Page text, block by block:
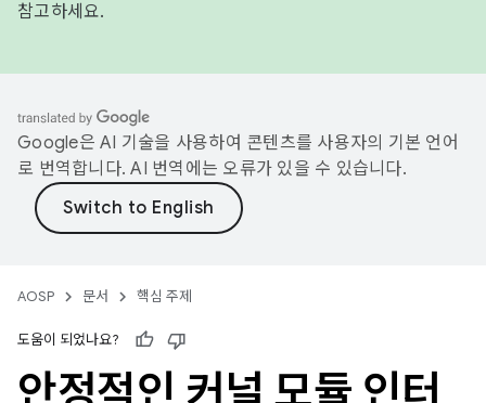
참고하세요.
Google은 AI 기술을 사용하여 콘텐츠를 사용자의 기본 언어
로 번역합니다. AI 번역에는 오류가 있을 수 있습니다.
AOSP 문서 핵심 주제
도움이 되었나요?
안정적인 커널 모듈 인터